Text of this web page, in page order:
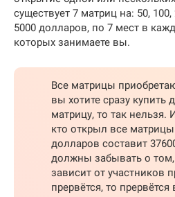
существует 7 матриц на: 50, 100,
5000 долларов, по 7 мест в
которых занимаете вы.
Все матрицы
вы хотите сразу купить
матрицу, то так нельзя.
кто открыл все
долларов составит
должны забывать о
зависит от участников
прервётся, то